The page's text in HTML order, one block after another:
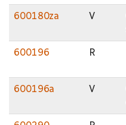
600180za V
600196 R
600196a V